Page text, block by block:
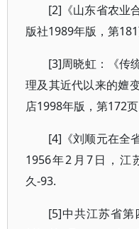
[2]《山东省农业
版社1989年版，第181
[3]周晓虹：《传
理及其近代以来的嬗
店1998年版，第172页
[4]《刘顺元在全
1956年2月7日，江
久-93.
[5]中共江苏省第